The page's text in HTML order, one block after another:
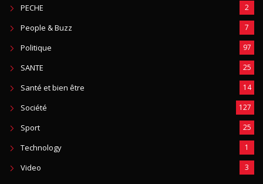
PECHE 2
People & Buzz 7
Politique 97
SANTE 25
Santé et bien être 14
Société 127
Sport 25
Technology 1
Video 3